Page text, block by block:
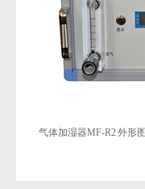
气体加湿器MF-R2 外形图